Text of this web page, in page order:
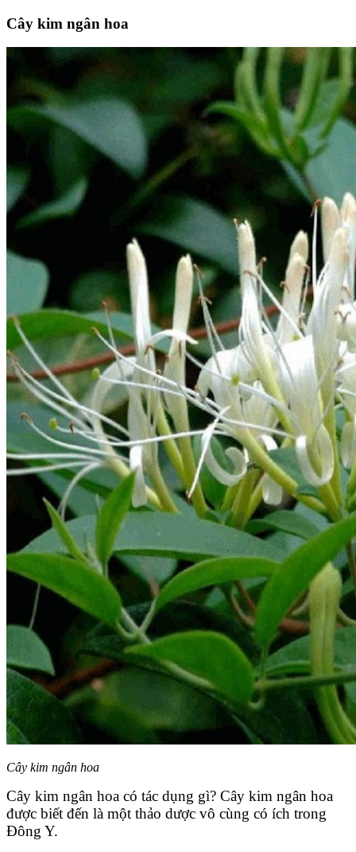
Cây kim ngân hoa
Cây kim ngân hoa
Cây kim ngân hoa có tác dụng gì? Cây kim ngân hoa
được biết đến là một thảo dược vô cùng có ích trong
Đông Y.